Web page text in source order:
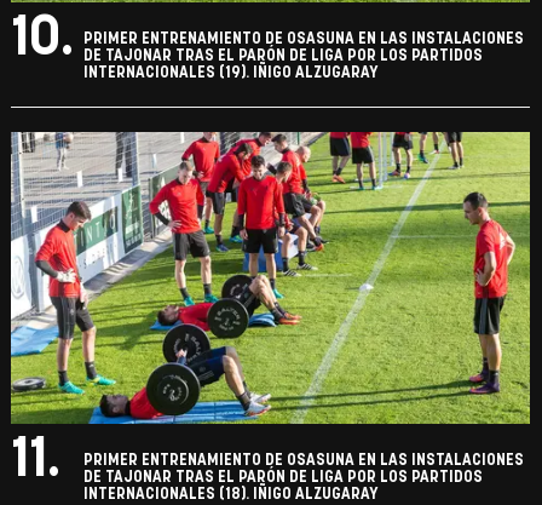
10.
PRIMER ENTRENAMIENTO DE OSASUNA EN LAS INSTALACIONES
DE TAJONAR TRAS EL PARÓN DE LIGA POR LOS PARTIDOS
INTERNACIONALES (19). IÑIGO ALZUGARAY
11.
PRIMER ENTRENAMIENTO DE OSASUNA EN LAS INSTALACIONES
DE TAJONAR TRAS EL PARÓN DE LIGA POR LOS PARTIDOS
INTERNACIONALES (18). IÑIGO ALZUGARAY